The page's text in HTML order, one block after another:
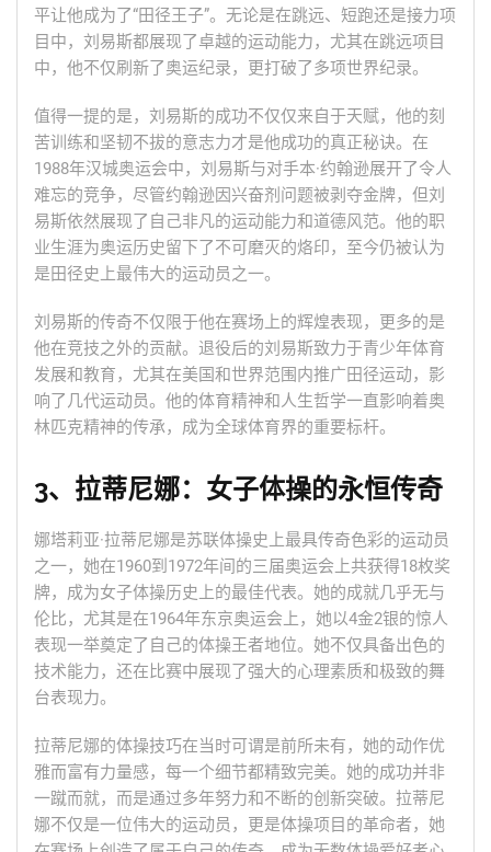
平让他成为了“田径王子”。无论是在跳远、短跑还是接力项
目中，刘易斯都展现了卓越的运动能力，尤其在跳远项目
中，他不仅刷新了奥运纪录，更打破了多项世界纪录。
值得一提的是，刘易斯的成功不仅仅来自于天赋，他的刻
苦训练和坚韧不拔的意志力才是他成功的真正秘诀。在
1988年汉城奥运会中，刘易斯与对手本·约翰逊展开了令人
难忘的竞争，尽管约翰逊因兴奋剂问题被剥夺金牌，但刘
易斯依然展现了自己非凡的运动能力和道德风范。他的职
业生涯为奥运历史留下了不可磨灭的烙印，至今仍被认为
是田径史上最伟大的运动员之一。
刘易斯的传奇不仅限于他在赛场上的辉煌表现，更多的是
他在竞技之外的贡献。退役后的刘易斯致力于青少年体育
发展和教育，尤其在美国和世界范围内推广田径运动，影
响了几代运动员。他的体育精神和人生哲学一直影响着奥
林匹克精神的传承，成为全球体育界的重要标杆。
3、拉蒂尼娜：女子体操的永恒传奇
娜塔莉亚·拉蒂尼娜是苏联体操史上最具传奇色彩的运动员
之一，她在1960到1972年间的三届奥运会上共获得18枚奖
牌，成为女子体操历史上的最佳代表。她的成就几乎无与
伦比，尤其是在1964年东京奥运会上，她以4金2银的惊人
表现一举奠定了自己的体操王者地位。她不仅具备出色的
技术能力，还在比赛中展现了强大的心理素质和极致的舞
台表现力。
拉蒂尼娜的体操技巧在当时可谓是前所未有，她的动作优
雅而富有力量感，每一个细节都精致完美。她的成功并非
一蹴而就，而是通过多年努力和不断的创新突破。拉蒂尼
娜不仅是一位伟大的运动员，更是体操项目的革命者，她